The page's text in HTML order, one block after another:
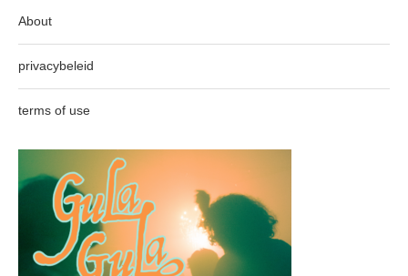
About
privacybeleid
terms of use